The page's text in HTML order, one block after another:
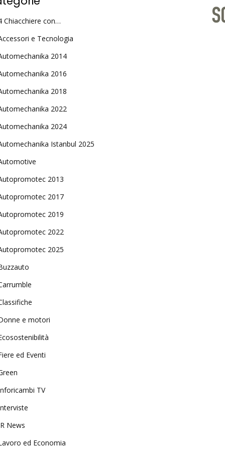
Chiacchiere con…
e Tecnologia
2014
2016
2018
2022
2024
Istanbul 2025
2013
2017
2019
2022
2025
e motori
ed Eventi
TV
News
ed Economia